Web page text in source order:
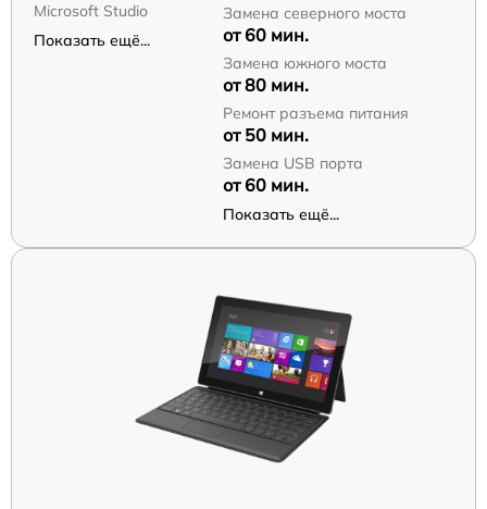
Microsoft Studio
Показать ещё...
Замена северного моста
от 60 мин.
Замена южного моста
от 80 мин.
Ремонт разъема питания
от 50 мин.
Замена USB порта
от 60 мин.
Показать ещё...